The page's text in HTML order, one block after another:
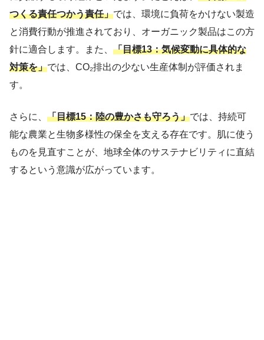
つくる責任つかう責任」では、環境に負荷をかけない製造
と消費行動が推進されており、オーガニック製品はこの方
針に適合します。また、 「目標13：気候変動に具体的な
対策を」では、CO₂排出の少ない生産体制が評価されま
す。
さらに、 「目標15：陸の豊かさも守ろう」では、持続可
能な農業と生物多様性の保全を支える存在です。肌に使う
ものを見直すことが、地球全体のサステナビリティに直結
するという意識が広がっています。